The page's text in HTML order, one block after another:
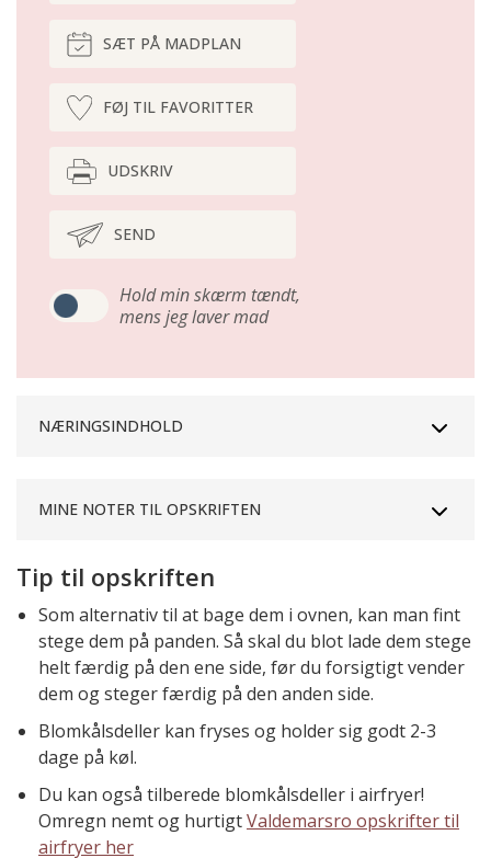
SÆT PÅ MADPLAN
FØJ TIL FAVORITTER
UDSKRIV
SEND
Hold min skærm tændt,
mens jeg laver mad
NÆRINGSINDHOLD
MINE NOTER TIL OPSKRIFTEN
Tip til opskriften
Som alternativ til at bage dem i ovnen, kan man fint
stege dem på panden. Så skal du blot lade dem stege
helt færdig på den ene side, før du forsigtigt vender
dem og steger færdig på den anden side.
Blomkålsdeller kan fryses og holder sig godt 2-3
dage på køl.
Du kan også tilberede blomkålsdeller i airfryer!
Omregn nemt og hurtigtValdemarsro opskrifter til
airfryer her